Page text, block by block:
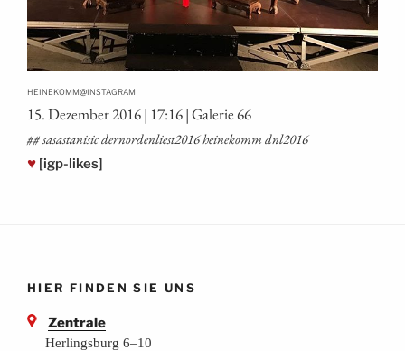
HEINEKOMM@INSTAGRAM
15. Dezem­ber 2016 | 17:16 | Gale­rie 66
## sasasta­ni­sic dernordenliest2016 hei­ne­komm dnl2016
♥ [igp-likes]
HIER FINDEN SIE UNS
Zentrale
Herlingsburg 6–10